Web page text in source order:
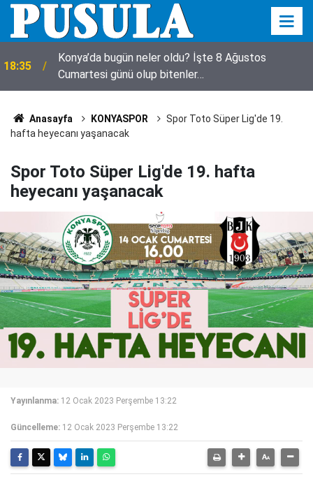
18:35
Konya’da bugün neler oldu? İşte 8 Ağustos
Cumartesi günü olup bitenler…
18:23 Avukat Esra Betül'den Pusula'ya ziyaret
Anasayfa KONYASPOR
Spor Toto Süper Lig'de 19.
hafta heyecanı yaşanacak
Spor Toto Süper Lig'de 19. hafta
heyecanı yaşanacak
Yayınlanma: 12 Ocak 2023 Perşembe 13:22
Güncelleme: 12 Ocak 2023 Perşembe 13:22